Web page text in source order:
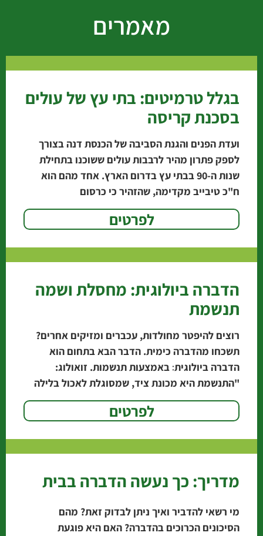
מאמרים
בגלל טרמיטים: בתי עץ של עולים
בסכנת קריסה
ועדת הפנים והגנת הסביבה של הכנסת דנה בצורך
לספק פתרון מהיר לרבבות עולים ששוכנו בתחילת
שנות ה-90 בבתי עץ בדרום הארץ. אחד מהם הוא
ח"כ טיבייב מקדימה, שהזהיר כי כרסום
לפרטים
הדברה ביולוגית: מחסלת ושמה
תנשמת
רוצים להיפטר מחולדות, עכברים ומזיקים אחרים?
תשכחו מהדברה כימית. הדבר הבא בתחום הוא
הדברה ביולוגית׃ באמצעות תנשמות. זואולוג:
"התנשמת היא מכונת ציד, שמסוגלת לאכול בלילה
אחד 10 חולדות". אגרונום עיריית
לפרטים
מדריך: כך נעשה הדברה בבית
מי רשאי להדביר ואיך ניתן לבדוק זאת? מהם
הסיכונים הכרוכים בהדברה? האם היא פוגעת